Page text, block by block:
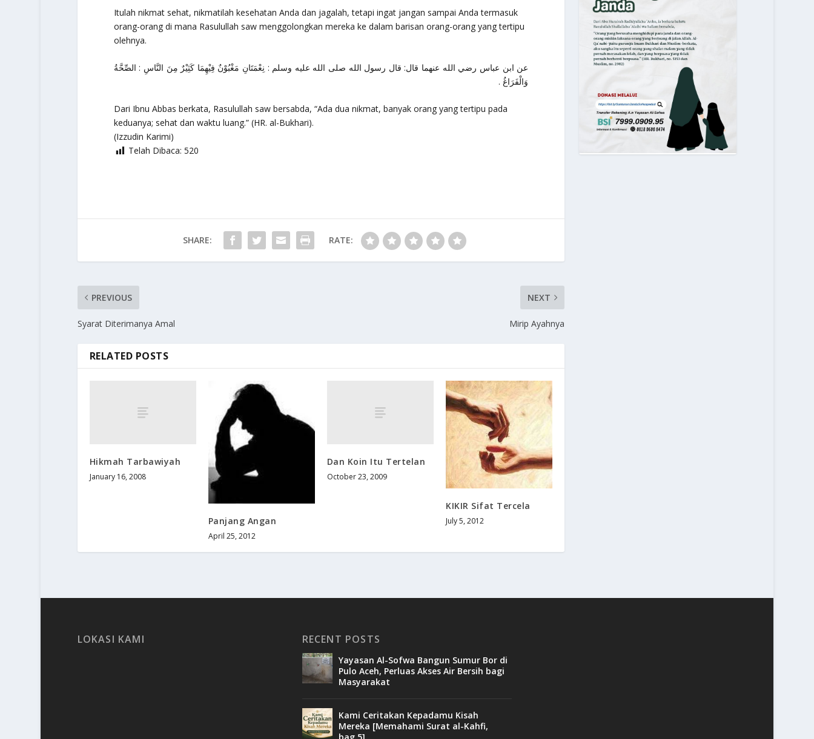
Itulah nikmat sehat, nikmatilah kesehatan Anda dan jagalah, tetapi ingat jangan sampai Anda termasuk
orang-orang di mana Rasulullah saw menggolongkan mereka ke dalam barisan orang-orang yang tertipu
olehnya.
عن ابن عباس رضي الله عنهما قال: قال رسول الله صلى الله عليه وسلم : نِعْمَتَانِ مَغْبُوْنٌ فِيْهِمَا كَثِيْرٌ مِنَ النَّاسِ : الصِّحَّةُ
وَالْفَرَاغُ .
Dari Ibnu Abbas berkata, Rasulullah saw bersabda, “Ada dua nikmat, banyak orang yang tertipu pada
keduanya; sehat dan waktu luang.”(HR. al-Bukhari).
(Izzudin Karimi)
Telah Dibaca: 520
SHARE: RATE:
PREVIOUS
Syarat Diterimanya Amal
NEXT
Mirip Ayahnya
RELATED POSTS
Hikmah Tarbawiyah
January 16, 2008
Panjang Angan
April 25, 2012
Dan Koin Itu Tertelan
October 23, 2009
KIKIR Sifat Tercela
July 5, 2012
LOKASI KAMI RECENT POSTS
Yayasan Al-Sofwa Bangun Sumur Bor di
Pulo Aceh, Perluas Akses Air Bersih bagi
Masyarakat
Kami Ceritakan Kepadamu Kisah
Mereka [Memahami Surat al-Kahfi,